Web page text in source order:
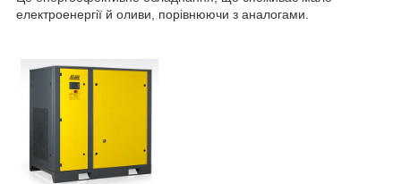
електроенергії й оливи, порівнюючи з аналогами.